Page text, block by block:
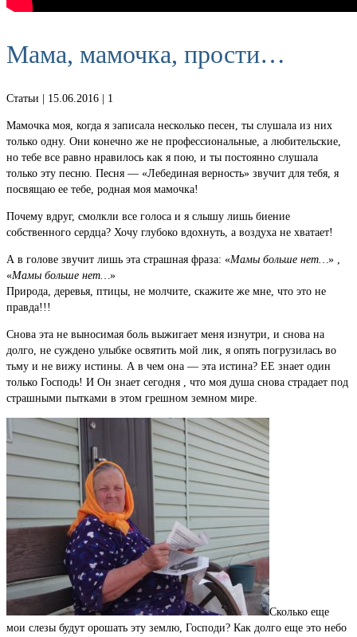
Мама, мамочка, прости…
Статьи | 15.06.2016 | 1
Мамочка моя, когда я записала несколько песен, ты слушала из них
только одну. Они конечно же не профессиональные, а любительские,
но тебе все равно нравилось как я пою, и ты постоянно слушала
только эту песню. Песня — «Лебединая верность» звучит для тебя, я
посвящаю ее тебе, родная моя мамочка!
Почему вдруг, смолкли все голоса и я слышу лишь биение
собственного сердца? Хочу глубоко вдохнуть, а воздуха не хватает!
А в голове звучит лишь эта страшная фраза: «Мамы больше нет…» ,
«Мамы больше нет…»
Природа, деревья, птицы, не молчите, скажите же мне, что это не
правда!!!
Снова эта не выносимая боль выжигает меня изнутри, и снова на
долго, не суждено улыбке освятить мой лик, я опять погрузилась во
тьму и не вижу истины. А в чем она — эта истина? ЕЕ знает один
только Господь! И Он знает сегодня , что моя душа снова страдает под
страшными пытками в этом грешном земном мире.
Сколько еще
мои слезы будут орошать эту землю, Господи? Как долго еще это небо